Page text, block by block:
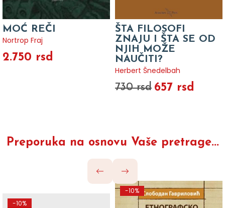
MOĆ REČI
Nortrop Fraj
2.750 rsd
ŠTA FILOSOFI
ZNAJU I ŠTA SE OD
NJIH MOŽE
NAUČITI?
Herbert Šnedelbah
730 rsd 657 rsd
Preporuka na osnovu Vaše pretrage...
-10%
-10%